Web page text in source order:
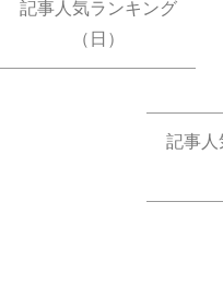
記事人気ランキング
（日）
記事人